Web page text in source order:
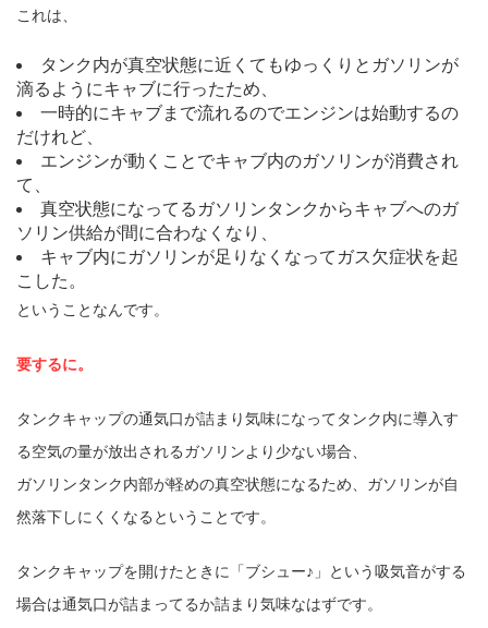
これは、
タンク内が真空状態に近くてもゆっくりとガソリンが
滴るようにキャブに行ったため、
一時的にキャブまで流れるのでエンジンは始動するの
だけれど、
エンジンが動くことでキャブ内のガソリンが消費され
て、
真空状態になってるガソリンタンクからキャブへのガ
ソリン供給が間に合わなくなり、
キャブ内にガソリンが足りなくなってガス欠症状を起
こした。
ということなんです。
要するに。
タンクキャップの通気口が詰まり気味になってタンク内に導入す
る空気の量が放出されるガソリンより少ない場合、
ガソリンタンク内部が軽めの真空状態になるため、ガソリンが自
然落下しにくくなるということです。
タンクキャップを開けたときに「ブシュー♪」という吸気音がする
場合は通気口が詰まってるか詰まり気味なはずです。